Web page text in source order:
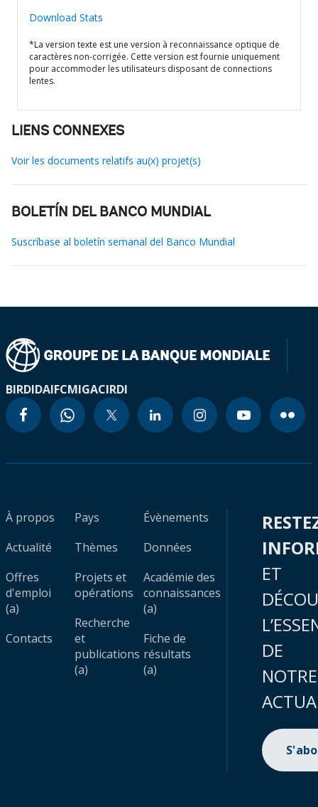
Download Stats
*La version texte est une version à reconnaissance optique de
caractères non-corrigée. Cette version est fournie uniquement
pour accommoder les utilisateurs disposant de connections
lentes.
LIENS CONNEXES
Voir les documents relatifs au(x) projet(s)
BOLETÍN DEL BANCO MUNDIAL
Suscríbase al boletín semanal del Banco Mundial
BIRDIDAIFCMIGACIRDI
À propos
Actualité
Offres
d'emploi
(a)
Contacts
Pays
Thèmes
Projets et
opérations
Recherche
et
publications
(a)
Évènements
Données
Académie des
connaissances
(a)
Fiche de
résultats
(a)
ET
DE
NOTRE